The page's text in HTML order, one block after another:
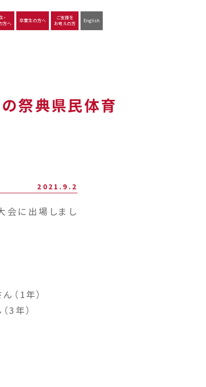
・
方へ
卒業生の方へ
ご支援を
お考えの方
English
祭典県民体育
2021.9.2
に出場しまし
（1年）
3年）